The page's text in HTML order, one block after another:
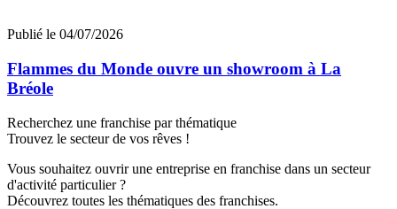
Publié le 04/07/2026
Flammes du Monde ouvre un showroom à La
Bréole
Recherchez une franchise par thématique
Trouvez le secteur de vos rêves !
Vous souhaitez ouvrir une entreprise en franchise dans un secteur
d'activité particulier ?
Découvrez toutes les thématiques des franchises.